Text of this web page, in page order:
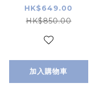
GLOVES White
Beast 3.0 龍門手
套 白色
HK$649.00
HK$850.00
加入購物車